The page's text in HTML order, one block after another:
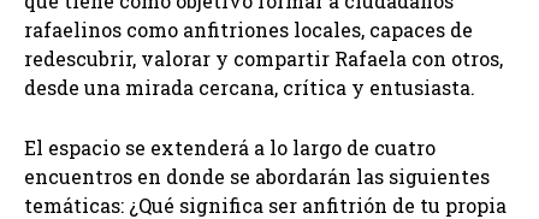
rafaelinos como anfitriones locales, capaces de
redescubrir, valorar y compartir Rafaela con otros,
desde una mirada cercana, crítica y entusiasta.
El espacio se extenderá a lo largo de cuatro
encuentros en donde se abordarán las siguientes
temáticas: ¿Qué significa ser anfitrión de tu propia